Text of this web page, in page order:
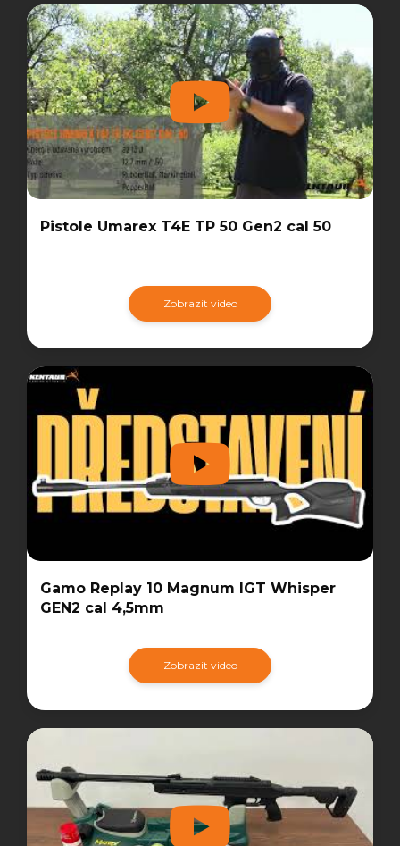
Pistole Umarex T4E TP 50 Gen2 cal 50
Zobrazit video
Gamo Replay 10 Magnum IGT Whisper
GEN2 cal 4,5mm
Zobrazit video